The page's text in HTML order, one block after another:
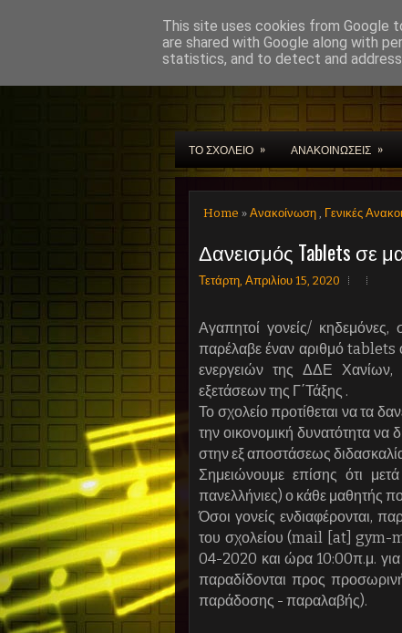
Μουσικό Σχολείο
ΤΟ ΣΧΟΛΕΙΟ » ΑΝΑΚΟΙΝΩΣΕΙΣ »
Home » Ανακοίνωση , Γενικές
Δανεισμός Tablets σε
Τετάρτη, Απριλίου 15, 2020
Αγαπητοί γονείς/
παρέλαβε έναν αριθμό tablets
ενεργειών της ΔΔΕ Χανίων,
εξετάσεων της Γ΄Τάξης .
Το σχολείο προτίθεται να τα
την οικονομική δυνατότητα να
στην εξ αποστάσεως
Σημειώνουμε επίσης ότι
πανελλήνιες) ο κάθε μαθητής
Όσοι γονείς ενδιαφέρονται,
του σχολείου (mail [at] gym-
04-2020 και ώρα 10:00π.μ.
παραδίδονται προς
παράδοσης - παραλαβής).
This site uses cookies from Google
are shared with Google along with
statistics, and to detect and address